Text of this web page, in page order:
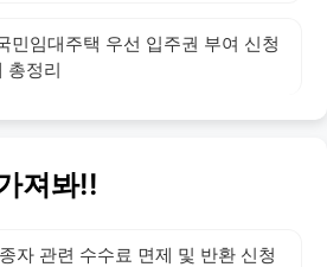
민임대주택 우선 입주권 부여 신청
총정리
져봐!!
자 관련 수수료 면제 및 반환 신청